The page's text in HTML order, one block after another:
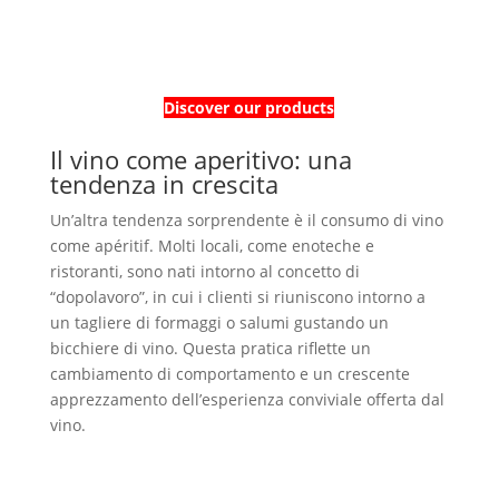
Discover our products
Il vino come aperitivo: una
tendenza in crescita
Un’altra tendenza sorprendente è il consumo di vino
come apéritif. Molti locali, come enoteche e
ristoranti, sono nati intorno al concetto di
“dopolavoro”, in cui i clienti si riuniscono intorno a
un tagliere di formaggi o salumi gustando un
bicchiere di vino. Questa pratica riflette un
cambiamento di comportamento e un crescente
apprezzamento dell’esperienza conviviale offerta dal
vino.